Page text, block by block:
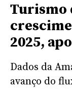
Turismo
2025,
Dados da
avanço do